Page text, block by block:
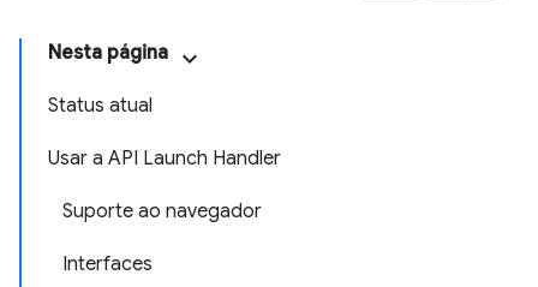
Nesta página
Status atual
Usar a API Launch Handler
Suporte ao navegador
Interfaces